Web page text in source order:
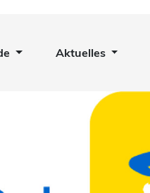
Aktuelles